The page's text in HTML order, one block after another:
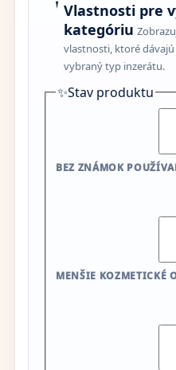
Vlastnosti pre
kategóriu
vlastnosti, ktoré
vybraný typ inzerátu.
✨Stav produktu
BEZ ZNÁMOK
MENŠIE KOZMETICKÉ